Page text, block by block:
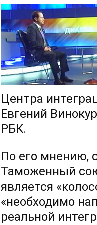
Центра
Евгений
РБК.
По его мнению,
Таможенный
является
«необходимо
реальной